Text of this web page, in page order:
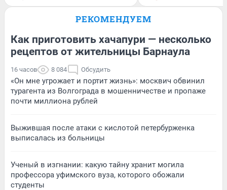
РЕКОМЕНДУЕМ
Как приготовить хачапури — несколько
рецептов от жительницы Барнаула
16 часов 8 084 Обсудить
«Он мне угрожает и портит жизнь»: москвич обвинил
турагента из Волгограда в мошенничестве и пропаже
почти миллиона рублей
Выжившая после атаки с кислотой петербурженка
выписалась из больницы
Ученый в изгнании: какую тайну хранит могила
профессора уфимского вуза, которого обожали
студенты